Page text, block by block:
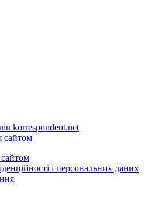
korrespondent.net
сайтом
і персональних даних